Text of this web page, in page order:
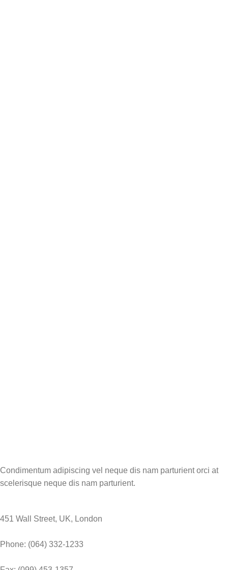
Condimentum adipiscing vel neque dis nam parturient orci at
scelerisque neque dis nam parturient.
451 Wall Street, UK, London
Phone: (064) 332-1233